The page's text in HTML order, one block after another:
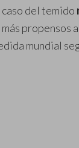
del temido
propensos
mundial